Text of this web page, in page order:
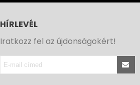
HÍRLEVÉL
Iratkozz fel az újdonságokért!